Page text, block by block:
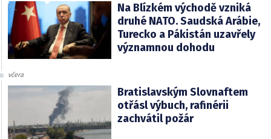
Na Blízkém východě vzniká
druhé NATO. Saudská Arábie,
Turecko a Pákistán uzavřely
významnou dohodu
včera
Bratislavským Slovnaftem
otřásl výbuch, rafinérii
zachvátil požár